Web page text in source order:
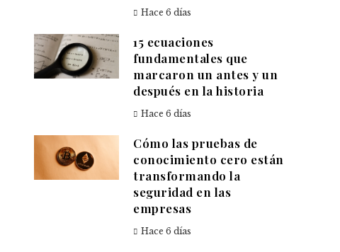
Hace 6 días
15 ecuaciones
fundamentales que
marcaron un antes y un
después en la historia
Hace 6 días
Cómo las pruebas de
conocimiento cero están
transformando la
seguridad en las
empresas
Hace 6 días